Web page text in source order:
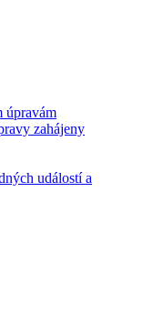
úpravám
zahájeny
událostí a